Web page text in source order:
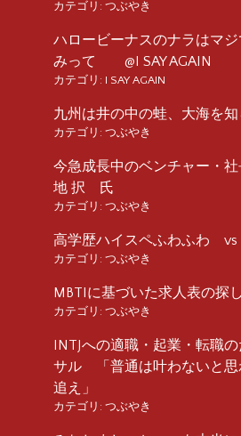
カテゴリ: つぶやき
ハロービーナスのナラはマ
みって @I SAY AGAIN
カテゴリ: I SAY AGAIN
九州は井の中の蛙、大海を
カテゴリ: つぶやき
今急成長中のベンチャー・
地 択 氏
カテゴリ: つぶやき
高学歴ハイスペふわふわ vs
カテゴリ: つぶやき
MBTIに基づいた求人表の探
カテゴリ: つぶやき
INTJへの適職・起業・転職
サル 「普通は叶わないと思
追え」
カテゴリ: つぶやき